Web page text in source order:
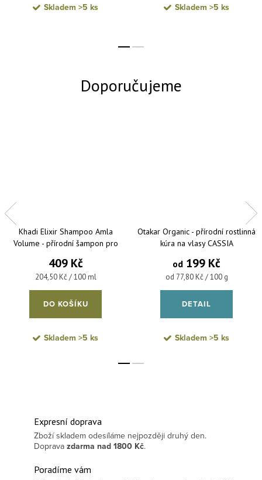
Skladem >5 ks Skladem >5 ks
Khadi Elixir Shampoo Amla
Volume - přírodní šampon pro
409 Kč
Měrná cena:
204,50 Kč / 100 ml
DO KOŠÍKU
Skladem >5 ks
Otakar Organic - přírodní rostlinná
kúra na vlasy CASSIA
od 199 Kč
Měrná cena:
od 77,80 Kč / 100 g
DETAIL
Skladem >5 ks
Expresní doprava
Zboží skladem odesíláme nejpozději druhý den.
Doprava zdarma nad 1800 Kč.
Poradíme vám